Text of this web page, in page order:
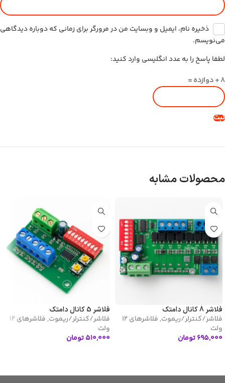
ذخیره نام، ایمیل و وبسایت من در مرورگر برای زمانی که دوباره دیدگاهی
می‌نویسم.
لطفا پاسخ را به عدد انگلیسی وارد کنید:
8 + دوازده =
محصولات مشابه
فلاشر 8 کانال دامتک
فلاشر/کنترلر/ریموت,
فلاشرهای 12
ولت
۶۹۵,۰۰۰تومان
فلاشر 5 کانال دامتک
فلاشر/کنترلر/ریموت,
فلاشرهای 12
ولت
۵۱۰,۰۰۰تومان